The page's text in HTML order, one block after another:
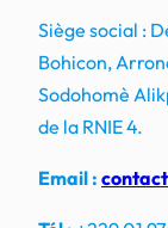
Siège social :
Bohicon,
Sodohomè
de la RNIE 4.
Email :